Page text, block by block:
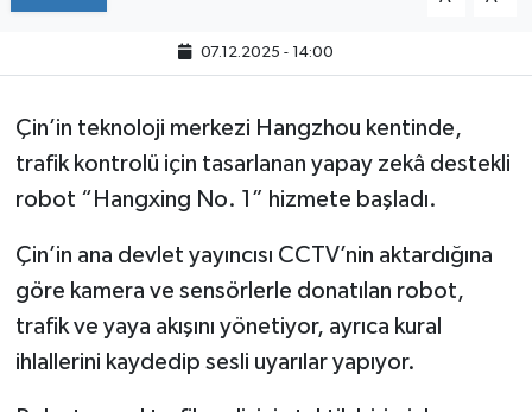
07.12.2025 - 14:00
Çin’in teknoloji merkezi Hangzhou kentinde,
trafik kontrolü için tasarlanan yapay zekâ destekli
robot “Hangxing No. 1” hizmete başladı.
Çin’in ana devlet yayıncısı CCTV’nin aktardığına
göre kamera ve sensörlerle donatılan robot,
trafik ve yaya akışını yönetiyor, ayrıca kural
ihlallerini kaydedip sesli uyarılar yapıyor.